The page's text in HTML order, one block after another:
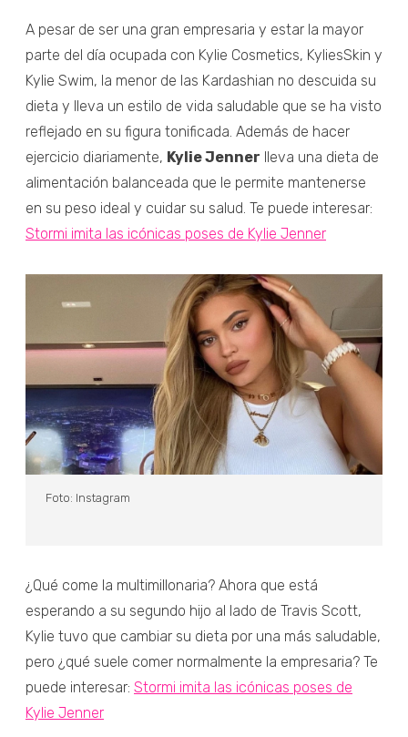
A pesar de ser una gran empresaria y estar la mayor
parte del día ocupada con Kylie Cosmetics, KyliesSkin y
Kylie Swim, la menor de las Kardashian no descuida su
dieta y lleva un estilo de vida saludable que se ha visto
reflejado en su figura tonificada. Además de hacer
ejercicio diariamente, Kylie Jenner lleva una dieta de
alimentación balanceada que le permite mantenerse
en su peso ideal y cuidar su salud. Te puede interesar:
Stormi imita las icónicas poses de Kylie Jenner
Foto: Instagram
¿Qué come la multimillonaria? Ahora que está
esperando a su segundo hijo al lado de Travis Scott,
Kylie tuvo que cambiar su dieta por una más saludable,
pero ¿qué suele comer normalmente la empresaria? Te
puede interesar: Stormi imita las icónicas poses de
Kylie Jenner